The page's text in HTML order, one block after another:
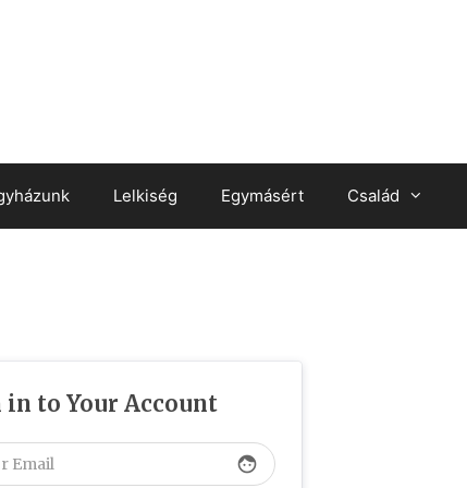
Lelkiség Egymásért Család
in to Your Account
face